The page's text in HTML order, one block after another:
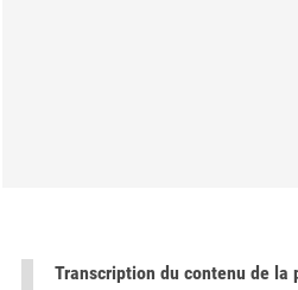
Transcription du contenu de la